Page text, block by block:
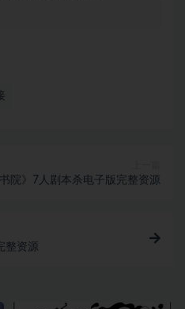
书院》7人剧本杀电子版完整资源
整资源